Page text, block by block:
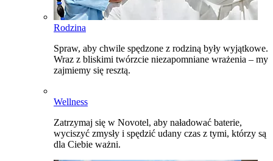
Rodzina
Spraw, aby chwile spędzone z rodziną były wyjątkowe.
Wraz z bliskimi twórzcie niezapomniane wrażenia – my
zajmiemy się resztą.
Wellness
Zatrzymaj się w Novotel, aby naładować baterie,
wyciszyć zmysły i spędzić udany czas z tymi, którzy są
dla Ciebie ważni.